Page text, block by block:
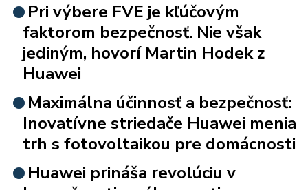
Pri výbere FVE je kľúčovým
faktorom bezpečnosť. Nie však
jediným, hovorí Martin Hodek z
Huawei
Maximálna účinnosť a bezpečnosť:
Inovatívne striedače Huawei menia
trh s fotovoltaikou pre domácnosti
Huawei prináša revolúciu v